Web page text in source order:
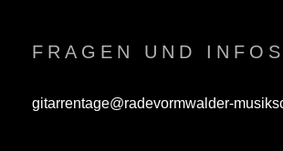
FRAGEN UND INFOS
gitarrentage@radevormwalder-